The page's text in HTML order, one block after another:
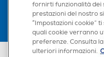
Euronics Italia SpA. Sede legale
fornirti funzionalità dei
prestazioni del nostro
“Impostazioni cookie”
quali cookie verranno
preferenze. Consulta
ulteriori informazioni.